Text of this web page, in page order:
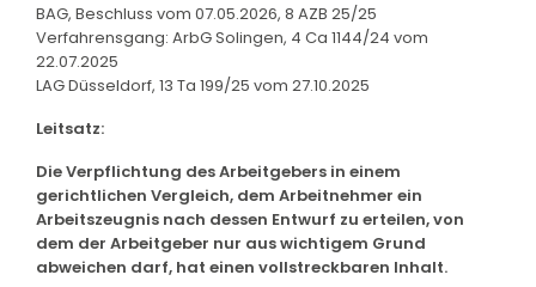
BAG, Beschluss vom 07.05.2026, 8 AZB 25/25
Verfahrensgang: ArbG Solingen, 4 Ca 1144/24 vom
22.07.2025
LAG Düsseldorf, 13 Ta 199/25 vom 27.10.2025
Leitsatz:
Die Verpflichtung des Arbeitgebers in einem
gerichtlichen Vergleich, dem Arbeitnehmer ein
Arbeitszeugnis nach dessen Entwurf zu erteilen, von
dem der Arbeitgeber nur aus wichtigem Grund
abweichen darf, hat einen vollstreckbaren Inhalt.